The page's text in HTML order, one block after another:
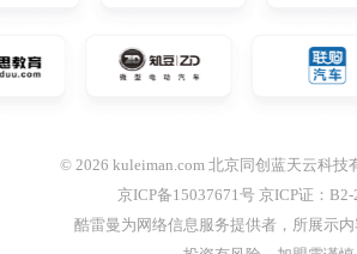
© 2026 kuleiman.com 北京同创蓝天云科技
京ICP备15037671号 京ICP证：B2-
酷雷曼为网络信息服务提供者，所展示内